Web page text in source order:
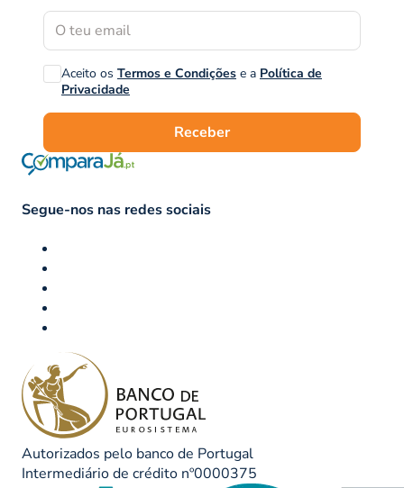
Aceito os Termos e Condições e a Política de
Privacidade
Receber
Segue-nos nas redes sociais
Autorizados pelo banco de Portugal
Intermediário de crédito nº0000375